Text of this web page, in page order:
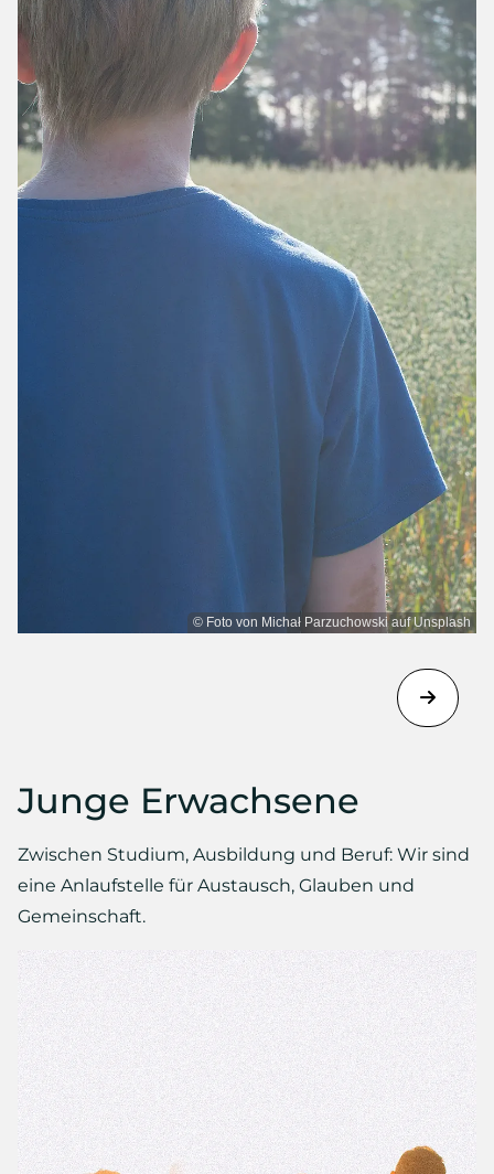
© Foto von Michał Parzuchowski auf Unsplash
Junge Erwachsene
Zwischen Studium, Ausbildung und Beruf: Wir sind
eine Anlaufstelle für Austausch, Glauben und
Gemeinschaft.